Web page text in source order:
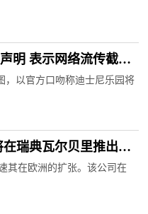
明 表示网络流传截图
，以官方口吻称迪士尼乐园将
瑞典瓦尔贝里推出首
其在欧洲的扩张。该公司在